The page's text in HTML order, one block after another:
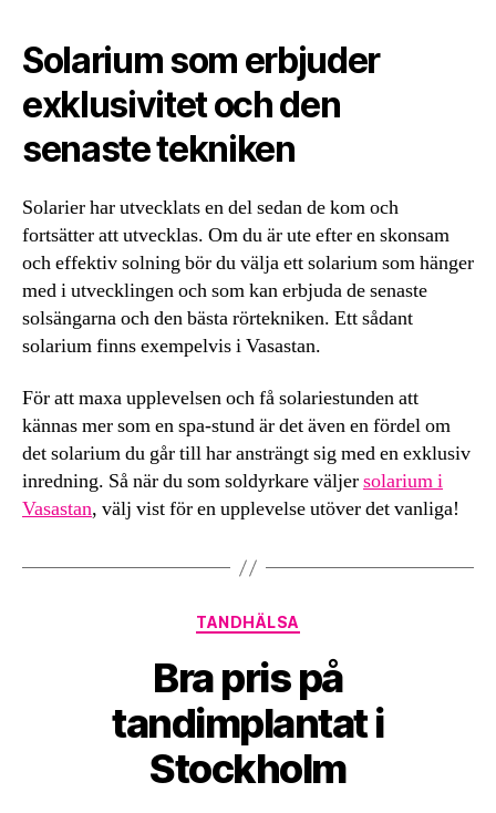
Solarium som erbjuder
exklusivitet och den
senaste tekniken
Solarier har utvecklats en del sedan de kom och
fortsätter att utvecklas. Om du är ute efter en skonsam
och effektiv solning bör du välja ett solarium som hänger
med i utvecklingen och som kan erbjuda de senaste
solsängarna och den bästa rörtekniken. Ett sådant
solarium finns exempelvis i Vasastan.
För att maxa upplevelsen och få solariestunden att
kännas mer som en spa-stund är det även en fördel om
det solarium du går till har ansträngt sig med en exklusiv
inredning. Så när du som soldyrkare väljersolarium i
Vasastan, välj vist för en upplevelse utöver det vanliga!
Kategorier
TANDHÄLSA
Bra pris på
tandimplantat i
Stockholm